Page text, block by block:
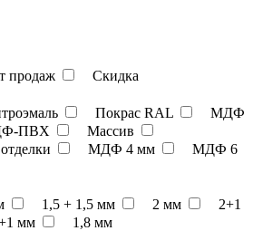
продаж Скидка
Покрас RAL
МДФ
ПВХ
Массив
МДФ 4 мм
МДФ 6
1,5 + 1,5 мм 2 мм
2+1
мм 1,8 мм